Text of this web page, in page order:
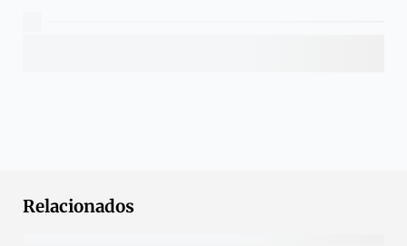
Relacionados